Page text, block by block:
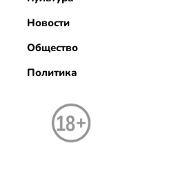
Новости
Общество
Политика